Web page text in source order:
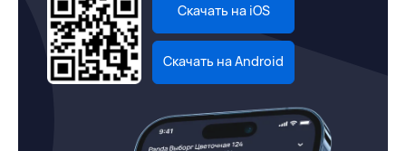
Скачать на iOS
Скачать на Android